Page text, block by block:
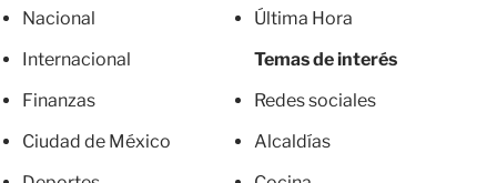
Nacional
Internacional
Finanzas
Ciudad de México
Última Hora
Temas de interés
Redes sociales
Alcaldías